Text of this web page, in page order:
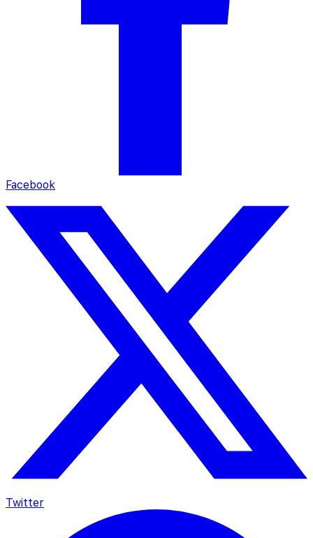
Facebook
Twitter